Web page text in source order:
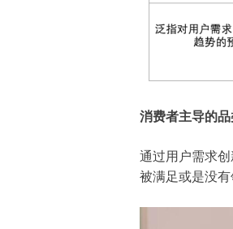
消费者主导的
通过用户需求
被满足或是没